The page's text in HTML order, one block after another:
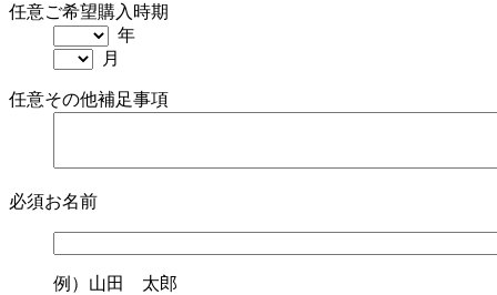
任意ご希望購入時期
年
月
任意その他補足事項
必須お名前
例）山田 太郎